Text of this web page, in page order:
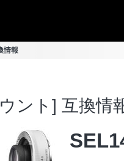
情報
ント] 互換情